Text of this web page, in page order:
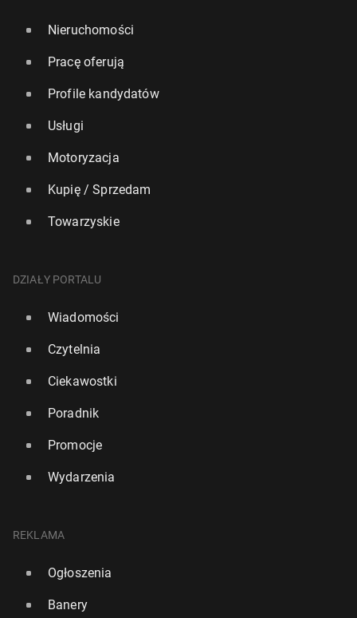
Nieruchomości
Pracę oferują
Profile kandydatów
Usługi
Motoryzacja
Kupię / Sprzedam
Towarzyskie
DZIAŁY PORTALU
Wiadomości
Czytelnia
Ciekawostki
Poradnik
Promocje
Wydarzenia
REKLAMA
Ogłoszenia
Banery